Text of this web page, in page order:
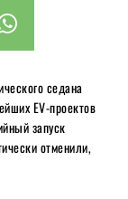
седана
EV-проектов
запуск
отменили,